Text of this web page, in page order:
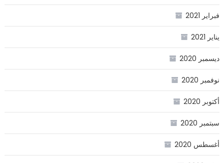
فبراير 2021
يناير 2021
ديسمبر 2020
نوفمبر 2020
أكتوبر 2020
سبتمبر 2020
أغسطس 2020